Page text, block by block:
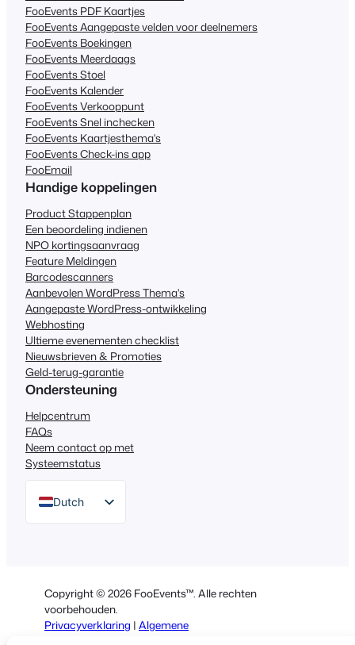
FooEvents PDF Kaartjes
FooEvents Aangepaste velden voor deelnemers
FooEvents Boekingen
FooEvents Meerdaags
FooEvents Stoel
FooEvents Kalender
FooEvents Verkooppunt
FooEvents Snel inchecken
FooEvents Kaartjesthema's
FooEvents Check-ins app
FooEmail
Handige koppelingen
Product Stappenplan
Een beoordeling indienen
NPO kortingsaanvraag
Feature Meldingen
Barcodescanners
Aanbevolen WordPress Thema's
Aangepaste WordPress-ontwikkeling
Webhosting
Ultieme evenementen checklist
Nieuwsbrieven & Promoties
Geld-terug-garantie
Ondersteuning
Helpcentrum
FAQs
Neem contact op met
Systeemstatus
Dutch
Italian
Portuguese
Copyright © 2026 FooEvents™. Alle rechten
voorbehouden.
Privacyverklaring | Algemene